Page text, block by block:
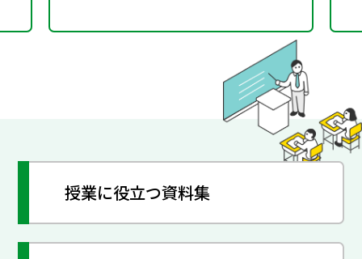
授業に役立つ資料集